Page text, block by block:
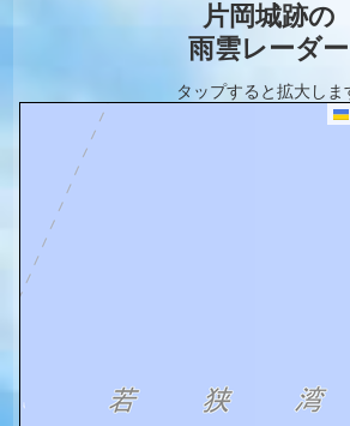
片岡城跡の
雨雲レーダー
タップすると拡大しま